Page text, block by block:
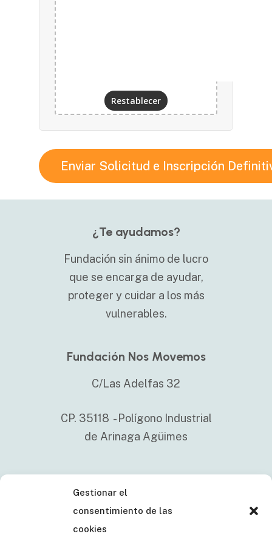
Gestionar el
consentimiento de las
cookies
¿Te ayudamos?
Fundación sin ánimo de lucro
que se encarga de ayudar,
proteger y cuidar a los más
vulnerables.
Fundación Nos Movemos
C/Las Adelfas 32
CP. 35118 - Polígono Industrial
de Arinaga Agüimes
+34 638 121 288